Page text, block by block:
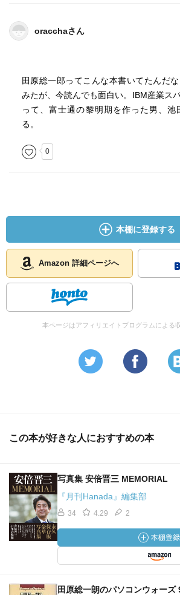
1984.10.25
「飽食時代の性」田原総一朗著、文芸春
「パソコンウォーズ」田原総一朗著、
1988.12.01
「日米インテリジェンス戦争」田原総
1989.01.30
ク、1990.05.20
oracchaさん
田原総一郎ってこんな本書いてたんだ
みたが、今読んでも面白い。IBM産業ス
って、富士通の黎明期を作った男、池
る。
0
本棚に登録する
Amazon 詳細ページへ
本ページはアフィリエイトプログラムによる
この本が好きな人におすすめの本
写真集 安倍晋三 MEMORIAL
『月刊Hanada』編集部
34 4.29 2
田原総一朗のパソコンウォーズ